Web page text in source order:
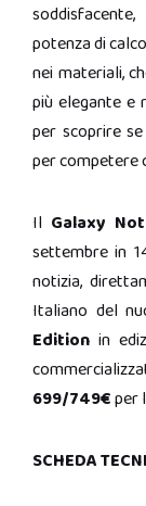
potenza di
nei materiali,
più elegante e
per scoprire
per competere
Il Galaxy
settembre in
notizia,
Italiano del
Edition in
699/749€per
SCHEDA